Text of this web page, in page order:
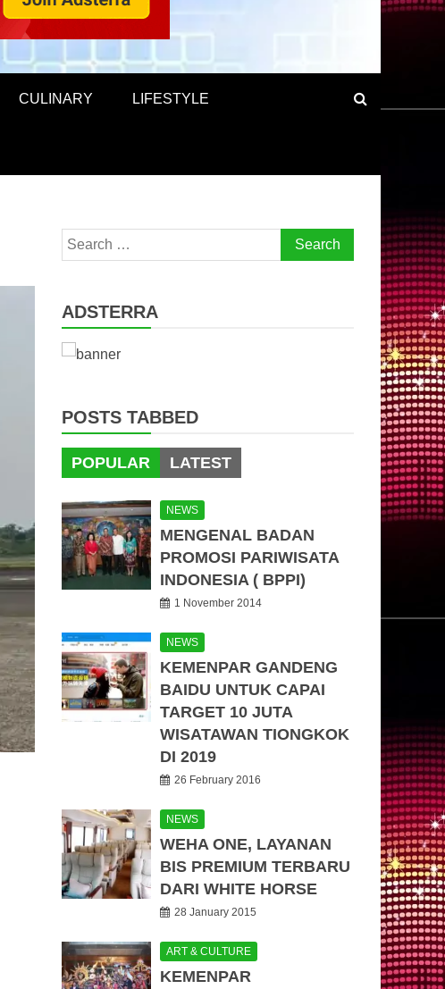
CULINARY LIFESTYLE
Search
for:
ADSTERRA
POSTS TABBED
POPULAR LATEST
NEWS
MENGENAL BADAN
PROMOSI PARIWISATA
INDONESIA ( BPPI)
1 November 2014
NEWS
KEMENPAR GANDENG
BAIDU UNTUK CAPAI
TARGET 10 JUTA
WISATAWAN TIONGKOK
DI 2019
26 February 2016
NEWS
WEHA ONE, LAYANAN
BIS PREMIUM TERBARU
DARI WHITE HORSE
28 January 2015
ART & CULTURE
KEMENPAR